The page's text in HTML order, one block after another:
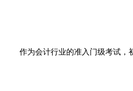
作为会计行业的准入门级考试，初